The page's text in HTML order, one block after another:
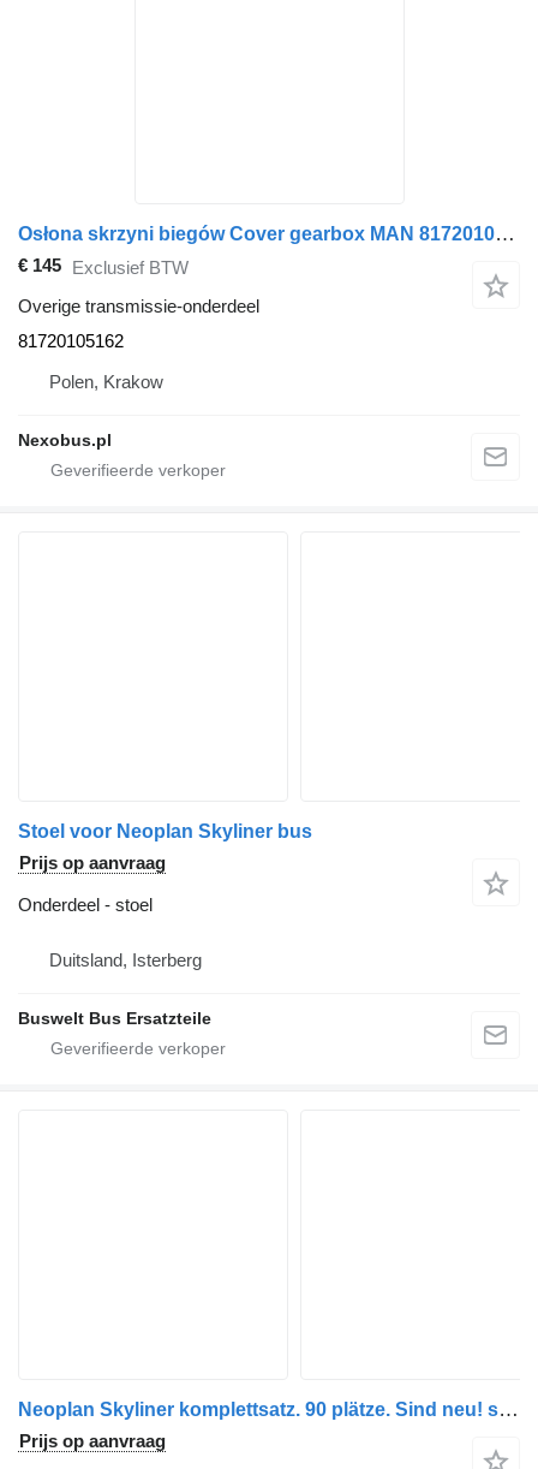
Osłona skrzyni biegów Cover gearbox MAN 81720105162 voor Neoplan Lions Coach R07 R08 bus
€ 145 Exclusief BTW
Overige transmissie-onderdeel
81720105162
Polen, Krakow
Nexobus.pl
Stoel voor Neoplan Skyliner bus
Prijs op aanvraag
Onderdeel - stoel
Duitsland, Isterberg
Buswelt Bus Ersatzteile
Neoplan Skyliner komplettsatz. 90 plätze. Sind neu! stoel voor Neoplan Skyliner bus
Prijs op aanvraag